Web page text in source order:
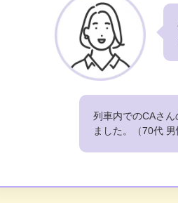
列車内でのCAさ
ました。（70代 男